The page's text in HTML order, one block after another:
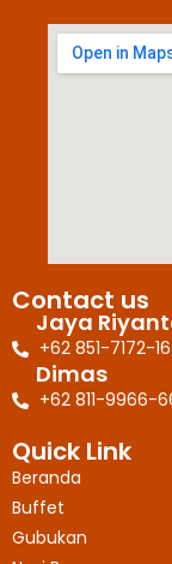
Contact us
Jaya
+62 851-7172-
Dimas
+62 811-9966-
Quick Link
Beranda
Buffet
Gubukan